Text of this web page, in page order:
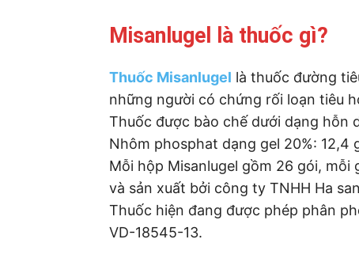
Misanlugel là thuốc gì?
Thuốc Misanlugel là thuốc đường
những người có chứng rối loạn tiêu
Thuốc được bào chế dưới dạng hỗn
Nhôm phosphat dạng gel 20%:
Mỗi hộp Misanlugel gồm 26 gói,
và sản xuất bởi công ty TNHH Ha
Thuốc hiện đang được phép phân
VD-18545-13.